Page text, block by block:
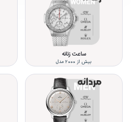
ساعت زنانه
بیش از 2000 مدل